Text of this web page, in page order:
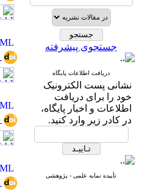
* Scientific Indexing
Services
* SID
* Magiran
* Google Scholar
و دارای رتبه علمی
پژوهشی
از کمیسیون نشریات
وزارت بهداشت و درمان
* Index Medicus for the
جستجوی پیشرفته
دریافت اطلاعات پایگاه
نشانی پست الکترونیک
خود را برای دریافت
اطلاعات و اخبار پایگاه،
در کادر زیر وارد کنید.
تأییده نمایه علمی - پژوهشی